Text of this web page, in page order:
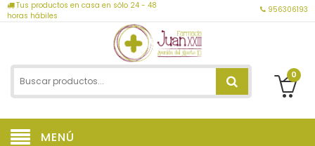
Tus productos en casa en sólo 24 - 48
horas hábiles
956306193
0
MENÚ